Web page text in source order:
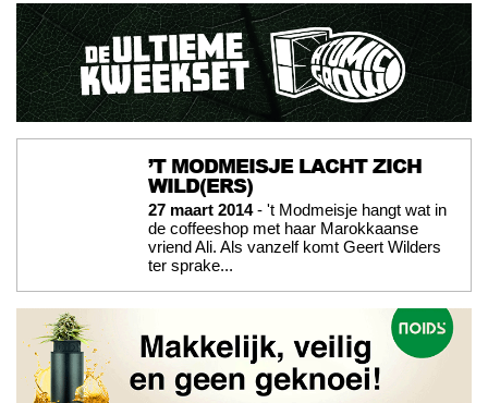
’T MODMEISJE LACHT ZICH
WILD(ERS)
27 maart 2014- 't Modmeisje hangt wat in
de coffeeshop met haar Marokkaanse
vriend Ali. Als vanzelf komt Geert Wilders
ter sprake...